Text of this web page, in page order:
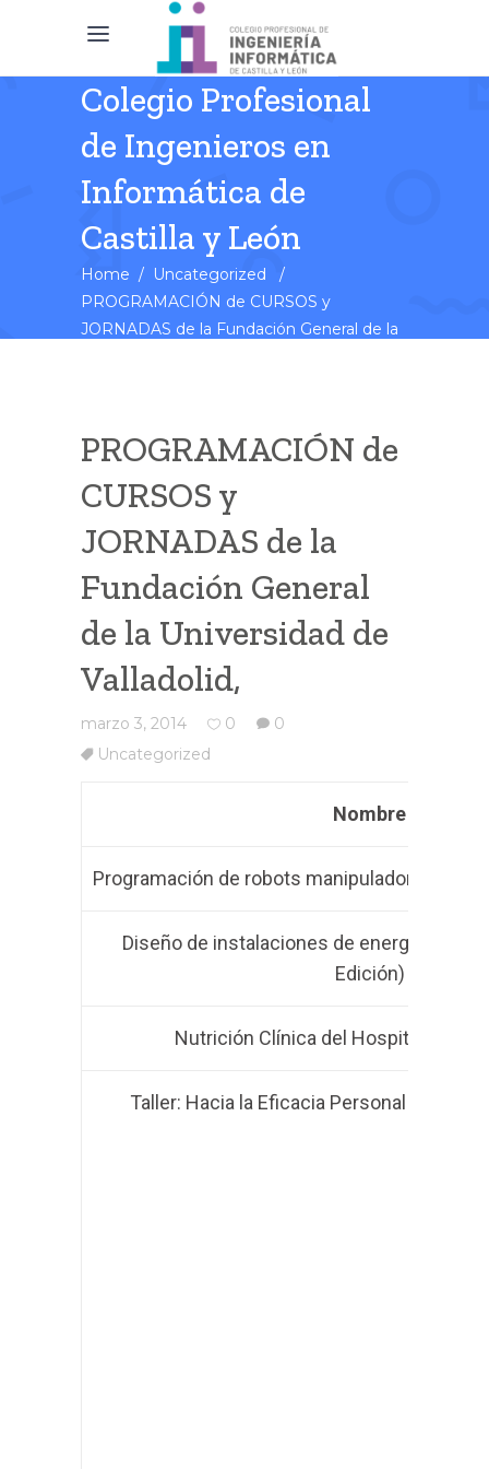
Colegio Profesional
de Ingenieros en
Informática de
Castilla y León
Home / Uncategorized
/
PROGRAMACIÓN de CURSOS y
JORNADAS de la Fundación General de la
PROGRAMACIÓN de
CURSOS y
JORNADAS de la
Fundación General
de la Universidad de
Valladolid,
marzo 3, 2014 0
0
Uncategorized
Nombre
Programación de robots manipuladores
Diseño de instalaciones de energía solar
Edición)
Nutrición Clínica del Hospital al
Taller: Hacia la Eficacia Personal y